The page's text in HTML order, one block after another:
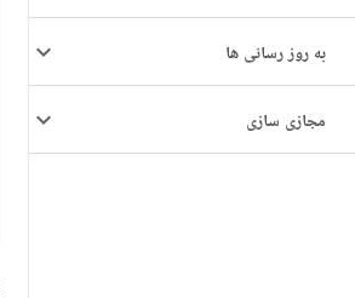
به روز رسانی ها
مجازی سازی